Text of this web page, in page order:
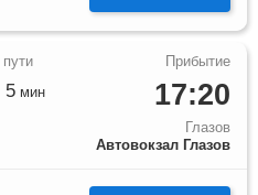
17:20
Глазов
Автовокзал Глазов
5мин